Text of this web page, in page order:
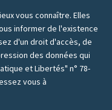
vous connaître. Elles
informer de l'existence
d'un droit d'accès, de
des données qui
et Libertés" n° 78-
vous à